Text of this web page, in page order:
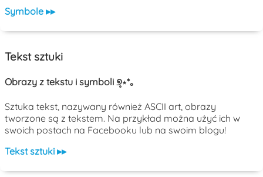
Symbole ▸▸
Tekst sztuki
Obrazy z tekstu i symboli ୭̥⋆*｡
Sztuka tekst, nazywany również ASCII art, obrazy
tworzone są z tekstem. Na przykład można użyć ich w
swoich postach na Facebooku lub na swoim blogu!
Tekst sztuki ▸▸